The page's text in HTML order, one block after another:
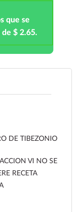
que se
$ 2.65.
DE TIBEZONIO
VI NO SE
RECETA